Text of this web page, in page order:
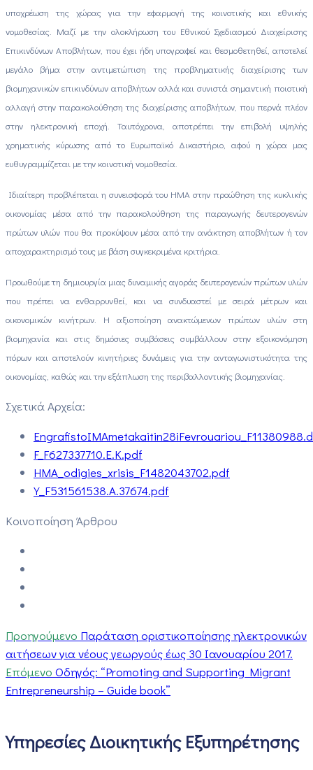
υποχρέωση της χώρας για την εφαρμογή της κοινοτικής και εθνικής
νομοθεσίας. Μαζί με την ολοκλήρωση του Εθνικού Σχεδιασμού Διαχείρισης
Επικινδύνων Αποβλήτων, που έχει ήδη υπογραφεί και θεσμοθετηθεί, αποτελεί
μεγάλο βήμα στην αντιμετώπιση της προβληματικής διαχείρισης των
βιομηχανικών επικινδύνων αποβλήτων αλλά και συνιστά σημαντική ποιοτική
αλλαγή στην παρακολούθηση της διαχείρισης αποβλήτων, που περνά πλέον
στην ηλεκτρονική εποχή. Ταυτόχρονα, αποτρέπει την επιβολή υψηλής
χρηματικής κύρωσης από το Ευρωπαϊκό Δικαστήριο, αφού η χώρα μας
ευθυγραμμίζεται με την κοινοτική νομοθεσία.
Ιδιαίτερη προβλέπεται η συνεισφορά του ΗΜΑ στην προώθηση της κυκλικής
οικονομίας μέσα από την παρακολούθηση της παραγωγής δευτερογενών
πρώτων υλών που θα προκύψουν μέσα από την ανάκτηση αποβλήτων ή τον
αποχαρακτηρισμό τους με βάση συγκεκριμένα κριτήρια.
Προωθούμε τη δημιουργία μιας δυναμικής αγοράς δευτερογενών πρώτων υλών
που πρέπει να ενθαρρυνθεί, και να συνδυαστεί με σειρά μέτρων και
οικονομικών κινήτρων. Η αξιοποίηση ανακτώμενων πρώτων υλών στη
βιομηχανία και στις δημόσιες συμβάσεις συμβάλλουν στην εξοικονόμηση
πόρων και αποτελούν κινητήριες δυνάμεις για την ανταγωνιστικότητα της
οικονομίας, καθώς και την εξάπλωση της περιβαλλοντικής βιομηχανίας.
Σχετικά Αρχεία:
F_F627337710.E.K.pdf
HMA_odigies_xrisis_F1482043702.pdf
Y_F531561538.A.37674.pdf
Κοινοποίηση Άρθρου
Προηγούμενο Παράταση οριστικοποίησης ηλεκτρονικών
αιτήσεων για νέους γεωργούς έως 30 Ιανουαρίου 2017.
Επόμενο Οδηγός: “Promoting and Supporting Migrant
Entrepreneurship – Guide book”
Υπηρεσίες Διοικητικής Εξυπηρέτησης